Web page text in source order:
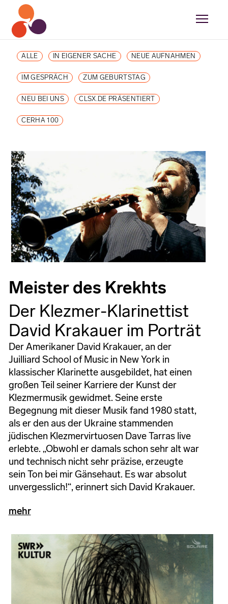
ALLE IN EIGENER SACHE NEUE AUFNAHMEN
IM GESPRÄCH ZUM GEBURTSTAG
NEU BEI UNS CLSX.DE PRÄSENTIERT
CERHA 100
Meister des Krekhts
Der Klezmer-Klarinettist
David Krakauer im Porträt
Der Amerikaner David Krakauer, an der
Juilliard School of Music in New York in
klassischer Klarinette ausgebildet, hat einen
großen Teil seiner Karriere der Kunst der
Klezmermusik gewidmet. Seine erste
Begegnung mit dieser Musik fand 1980 statt,
als er den aus der Ukraine stammenden
jüdischen Klezmervirtuosen Dave Tarras live
erlebte. „Obwohl er damals schon sehr alt war
und technisch nicht sehr präzise, erzeugte
sein Ton bei mir Gänsehaut. Es war absolut
unvergesslich!“, erinnert sich David Krakauer.
mehr